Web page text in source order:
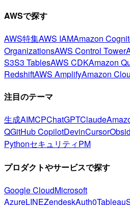
AWSで探す
AWS特集AWS IAMAmazon
OrganizationsAWS Control Tower
S3S3 TablesAWS CDKAmazon
RedshiftAWS AmplifyAmazon
注目のテーマ
生成AIMCPChatGPTClaude
QGitHub CopilotDevinCursor
PythonセキュリティPM
プロダクトやサービスで探す
Google CloudMicrosoft
AzureLINEZendeskAuth0Tableau